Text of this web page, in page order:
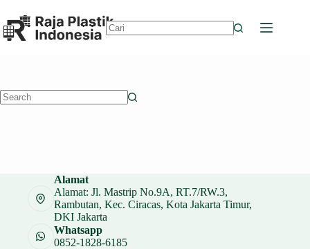
to
content
Alamat
Alamat: Jl. Mastrip No.9A, RT.7/RW.3,
Rambutan, Kec. Ciracas, Kota Jakarta Timur,
DKI Jakarta
Whatsapp
0852-1828-6185